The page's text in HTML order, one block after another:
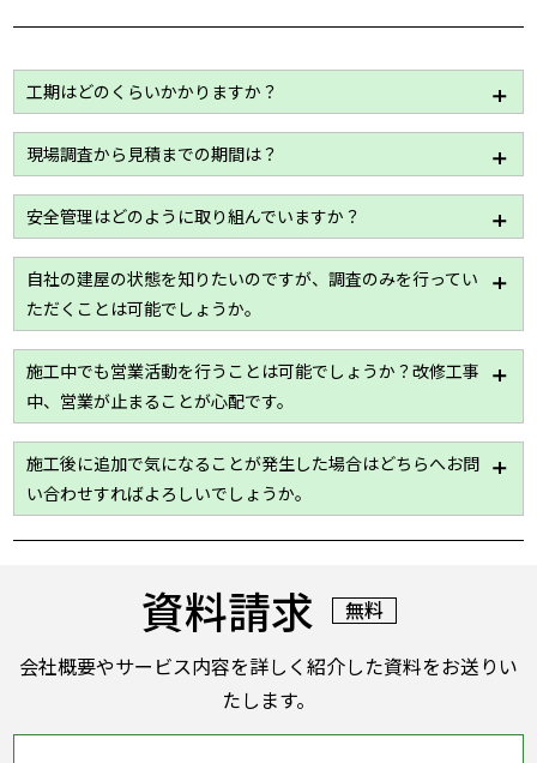
工期はどのくらいかかりますか？
工事内容や建屋の規模等によって変わりますが、一般
的には2～3週間を想定しております。
詳細はお問い合わせください。
現場調査から見積までの期間は？
建屋の規模や資料のご要望によって多少の差はありま
すが、1週間から10日まででご提出させていただきま
す。
安全管理はどのように取り組んでいますか？
ハウスメイク牛久では作業員の名簿をはじめ、危機予
知活動日報等を用いて安全管理を目的とした書類の作
成・管理を徹底しており、現場の状況を関係者間で
日々共有しております。
自社の建屋の状態を知りたいのですが、調査のみを行ってい
ただくことは可能でしょうか。
はい！現場調査は「無料」で行わせていただきます。
工場、倉庫、老健施設のことまでどんな些細なことで
もお答えいたします。
施工中でも営業活動を行うことは可能でしょうか？改修工事
中、営業が止まることが心配です。
最大限業務に支障のないよう配慮いたしますが詳細は
現場調査が必要になりますので、一度ご相談くださ
い。
施工後に追加で気になることが発生した場合はどちらへお問
い合わせすればよろしいでしょうか。
基本、すべて「ハウスメイク牛久」にて承ります。
久が行いますのでご安心ください。
資料請求
無料
会社概要やサービス内容を詳しく紹介した資料をお送りい
たします。